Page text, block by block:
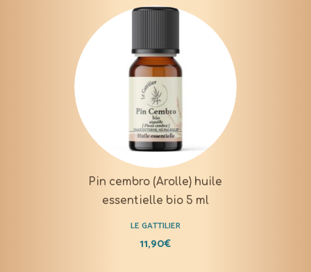
Pin cembro (Arolle) huile
essentielle bio 5 ml
LE GATTILIER
11,90€